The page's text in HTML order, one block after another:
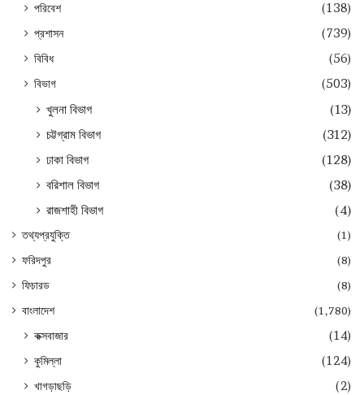
পরিবেশ
(138)
প্রশাসন
(739)
বিবিধ
(56)
বিভাগ
(503)
খুলনা বিভাগ
(13)
চট্টগ্রাম বিভাগ
(312)
ঢাকা বিভাগ
(128)
বরিশাল বিভাগ
(38)
রাজশাহী বিভাগ
(4)
তথ্যপ্রযুক্তি
(1)
ফরিদপুর
(8)
ফিচারড
(8)
বাংলাদেশ
(1,780)
কক্সবাজার
(14)
কুমিল্লা
(124)
খাগড়াছড়ি
(2)